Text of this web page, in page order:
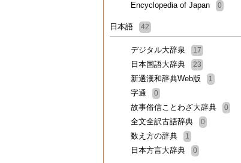
Encyclopedia of Japan 0
日本語 42
デジタル大辞泉 17
日本国語大辞典 23
新選漢和辞典Web版 1
字通 0
故事俗信ことわざ大辞典 0
全文全訳古語辞典 0
数え方の辞典 1
日本方言大辞典 0